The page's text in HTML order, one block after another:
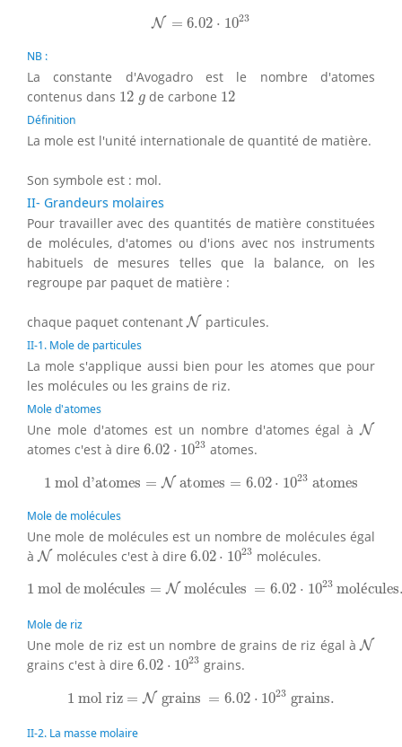
N = 6.02 ⋅ 1023
N= 6.02⋅1023
NB :
La constante d'Avogadro est le nombre d'atomes
contenus dans 12 g
12 gde carbone 12
12
Définition
La mole est l'unité internationale de quantité de matière.
Son symbole est : mol.
II- Grandeurs molaires
Pour travailler avec des quantités de matière constituées
de molécules, d'atomes ou d'ions avec nos instruments
habituels de mesures telles que la balance, on les
regroupe par paquet de matière :
chaque paquet contenantN
N particules.
II-1. Mole de particules
La mole s'applique aussi bien pour les atomes que pour
les molécules ou les grains de riz.
Mole d'atomes
Une mole d'atomes est un nombre d'atomes égal àN
N
atomes c'est à dire 6.02 ⋅ 1023
6.02 1023atomes.
1 mol d'atomes = N atomes = 6.02 ⋅ 1023 atomes
1 mol d'atomes Natomes 6.02⋅ 1023 atomes
Mole de molécules
Une mole de molécules est un nombre de molécules égal
àN
N molécules c'est à dire 6.02 ⋅ 1023
6.02⋅1023molécules.
1 mol de molécules = N molécules = 6.02 ⋅ 1023 molécules
1 mol de molécules = N molécules =6.02 1023
Mole de riz
Une mole de riz est un nombre de grains de riz égal àN
N
grains c'est à dire 6.02 ⋅ 1023
6.02 ⋅1023grains.
1 mol riz = N grains = 6.02 ⋅ 1023 grains.
1 mol riz N grains 6.02⋅10 23grains.
II-2. La masse molaire